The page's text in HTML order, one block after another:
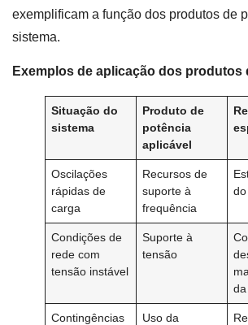
exemplificam a função dos produtos de
sistema.
Exemplos de aplicação dos produtos
Situação do
sistema
Produto de
potência
aplicável
Oscilações
rápidas de
carga
Recursos de
suporte à
frequência
Condições de
rede com
tensão instável
Suporte à
tensão
Contingências
Uso da